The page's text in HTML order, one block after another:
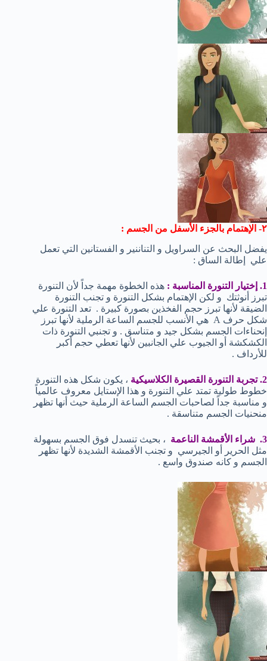
٢- الإهتمام بالجزء الأسفل من الجسم :
يفضل البحث عن السراويل و التناننير و الفستانين التي تعمل
علي إطالة الساق :
1. إختيار التنورة المناسبة :
هذه الخطوة مهمة جداً لأن التنورة
تبرز أنوثتك و لكن الإهتمام بشكل التنورة و تجنب التنورة
الضيقة لأنها تبرز حجم الفخذين بصورة كبيرة . تعد التنورة علي
شكل حرف A هي الأنسب للجسم الساعة الرملية لأنها تبرز
إنحناءات الجسم بشكل جيد و متناسق . و تجنبي التنورة ذات
الكشكشة أو الجيوب علي الجانبين لأنها تعطي حجم أكبر
للأرداف .
2. تجربة التنورة القصيرة الكلاسيكية
، يكون شكل هذه التنورة
خطوط طولية تمتد علي التنورة و هذا الإستايل معروف عالمياً
و مناسبة جداً لصاحبات الجسم الساعة الرملية حيث أنها تظهر
منحنيات الجسم متناسقة .
3. شراء الأقمشة الناعمة
، بحيث تنسدل فوق الجسم بسهولة
مثل الحرير أو الجيرسي و تجنب الأقمشة الشديدة لأنها تظهر
الجسم و كانه صندوق واسع .